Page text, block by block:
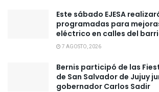
Este sábado EJESA
programadas para
eléctrico en calles del
7 AGOSTO, 2026
Bernis participó de las
de San Salvador de Jujuy
gobernador Carlos Sadir